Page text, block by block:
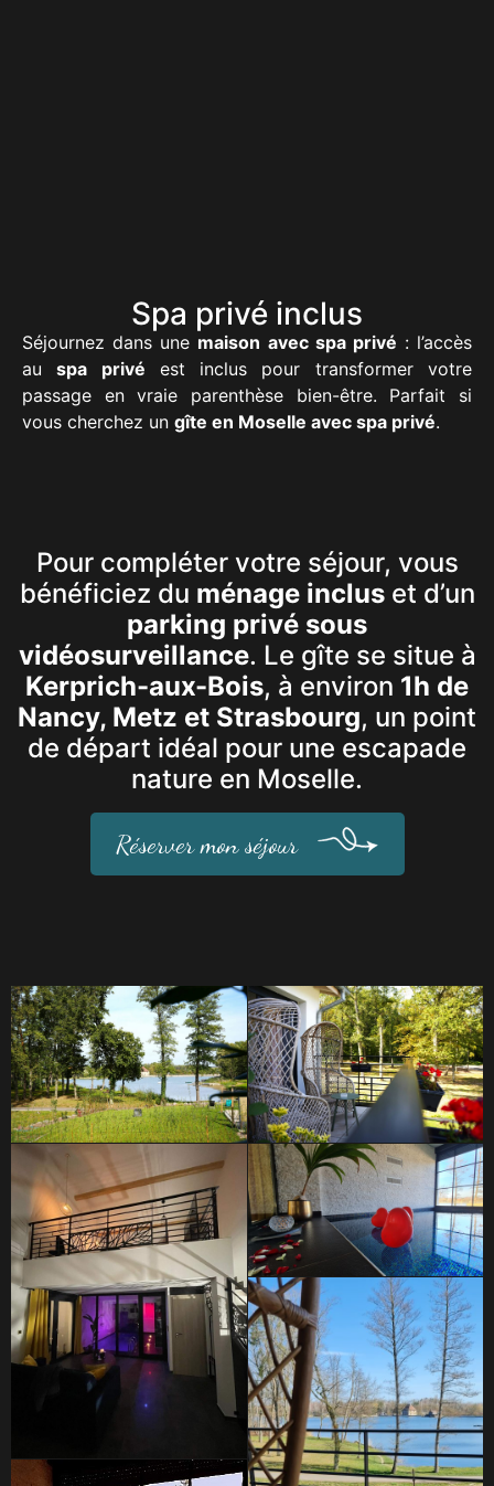
Spa privé inclus
Séjournez dans une maison avec spa privé : l’accès
auspa privé est inclus pour transformer votre
passage en vraie parenthèse bien-être. Parfait si
vous cherchez un gîte en Moselle avec spa privé.
Pour compléter votre séjour, vous
bénéficiez du ménage incluset d’un
parking privé sous
vidéosurveillance. Le gîte se situe à
Kerprich-aux-Bois, à environ 1h de
Nancy, Metz et Strasbourg, un point
de départ idéal pour une escapade
nature en Moselle.
Réserver mon séjour